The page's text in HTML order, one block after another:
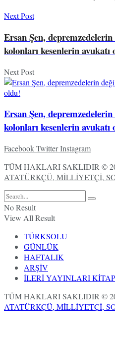
Next Post
Ersan Şen,
kolonları kesenlerin avukatı
Next Post
Ersan Şen,
kolonları kesenlerin avukatı
FacebookTwitterInstagram
TÜM HAKLARI SAKLIDIR ©
ATATÜRKÇÜ, MİLLİYETÇİ,
No Result
View All Result
TÜRKSOLU
GÜNLÜK
HAFTALIK
ARŞİV
İLERİ YAYINLARI
TÜM HAKLARI SAKLIDIR ©
ATATÜRKÇÜ, MİLLİYETÇİ,